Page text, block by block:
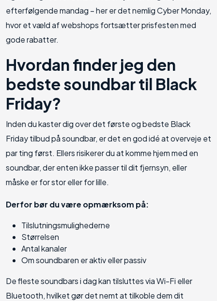
efterfølgende mandag – her er det nemlig Cyber Monday,
hvor et væld af webshops fortsætter prisfesten med
gode rabatter.
Hvordan finder jeg den
bedste soundbar til Black
Friday?
Inden du kaster dig over det første og bedste Black
Friday tilbud på soundbar, er det en god idé at overveje et
par ting først. Ellers risikerer du at komme hjem med en
soundbar, der enten ikke passer til dit fjernsyn, eller
måske er for stor eller for lille.
Derfor bør du være opmærksom på:
Tilslutningsmulighederne
Størrelsen
Antal kanaler
Om soundbaren er aktiv eller passiv
De fleste soundbars i dag kan tilsluttes via Wi-Fi eller
Bluetooth, hvilket gør det nemt at tilkoble dem dit